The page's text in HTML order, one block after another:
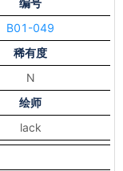
编号
B01-049
稀有度
N
绘师
lack